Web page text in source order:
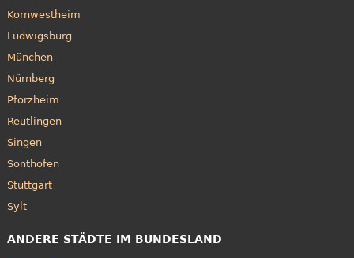
Kornwestheim
Ludwigsburg
München
Nürnberg
Pforzheim
Reutlingen
Singen
Sonthofen
Stuttgart
Sylt
ANDERE STÄDTE IM BUNDESLAND